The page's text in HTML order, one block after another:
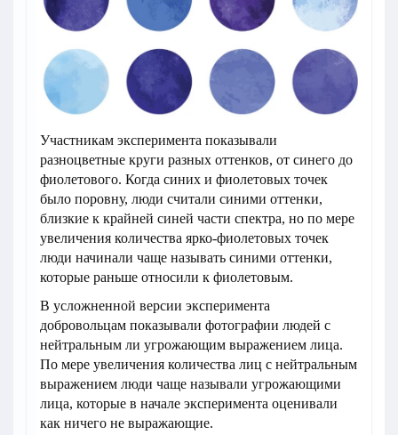
Участникам эксперимента показывали
разноцветные круги разных оттенков, от синего до
фиолетового. Когда синих и фиолетовых точек
было поровну, люди считали синими оттенки,
близкие к крайней синей части спектра, но по мере
увеличения количества ярко-фиолетовых точек
люди начинали чаще называть синими оттенки,
которые раньше относили к фиолетовым.
В усложненной версии эксперимента
добровольцам показывали фотографии людей с
нейтральным ли угрожающим выражением лица.
По мере увеличения количества лиц с нейтральным
выражением люди чаще называли угрожающими
лица, которые в начале эксперимента оценивали
как ничего не выражающие.